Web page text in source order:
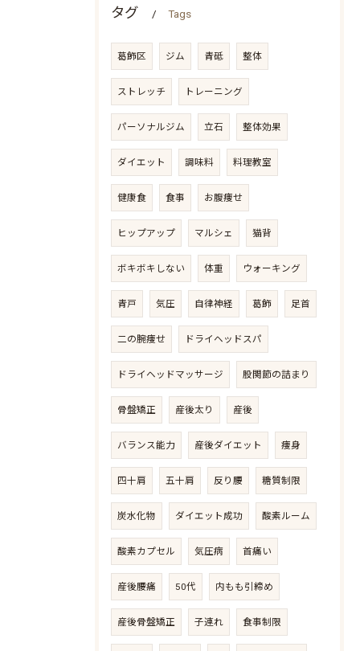
タグ Tags
葛飾区 ジム 青砥 整体
ストレッチ トレーニング
パーソナルジム 立石 整体効果
ダイエット 調味料 料理教室
健康食 食事 お腹痩せ
ヒップアップ マルシェ 猫背
ボキボキしない 体重 ウォーキング
青戸 気圧 自律神経 葛飾 足首
二の腕痩せ ドライヘッドスパ
ドライヘッドマッサージ 股関節の詰まり
骨盤矯正 産後太り 産後
バランス能力 産後ダイエット 痩身
四十肩 五十肩 反り腰 糖質制限
炭水化物 ダイエット成功 酸素ルーム
酸素カプセル 気圧病 首痛い
産後腰痛 50代 内もも引締め
産後骨盤矯正 子連れ 食事制限